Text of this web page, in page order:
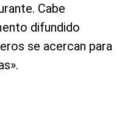
Cabe
difundido
se acercan para